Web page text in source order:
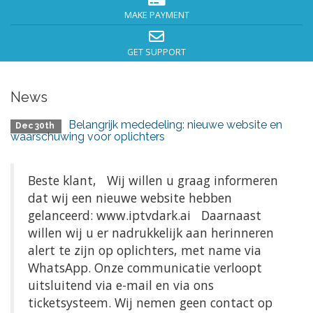
MAKE PAYMENT
GET SUPPORT
News
Dec 30th
Belangrijk mededeling: nieuwe website en
waarschuwing voor oplichters
Beste klant, Wij willen u graag informeren
dat wij een nieuwe website hebben
gelanceerd: www.iptvdark.ai Daarnaast
willen wij u er nadrukkelijk aan herinneren
alert te zijn op oplichters, met name via
WhatsApp. Onze communicatie verloopt
uitsluitend via e-mail en via ons
ticketsysteem. Wij nemen geen contact op